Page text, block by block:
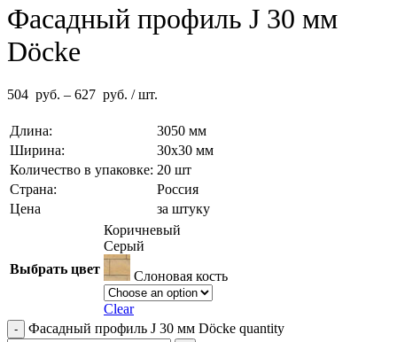
Фасадный профиль J 30 мм
Döcke
504 руб. – 627 руб. / шт.
Длина:
3050 мм
Ширина:
30х30 мм
Количество в упаковке: 20 шт
Страна:
Россия
Цена
за штуку
Выбрать цвет
Коричневый
Серый
Слоновая кость
Clear
Фасадный профиль J 30 мм Döcke quantity